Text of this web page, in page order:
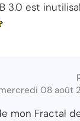
3.0 est
08 août
mon Fractal